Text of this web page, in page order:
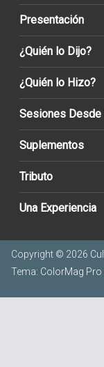
Presentación
¿Quién lo Dijo?
¿Quién lo Hizo?
Sesiones Desde
Suplementos
Tributo
Una Experiencia
Copyright © 2026
Tema: ColorMag Pro